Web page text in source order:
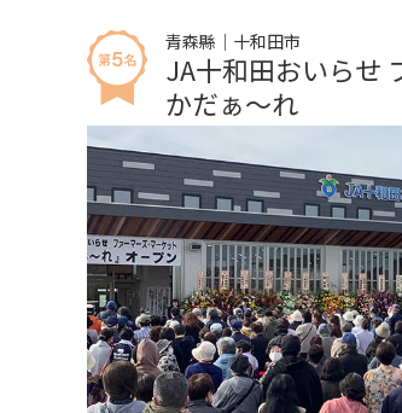
青森縣｜十和田市
JA十和田おいらせ
かだぁ～れ